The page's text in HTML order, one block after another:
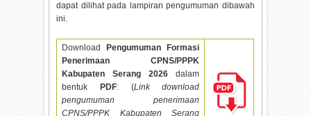
dapat dilihat pada lampiran pengumuman dibawah
ini.
Download
Pengumuman Formasi
Penerimaan CPNS/PPPK
Kabupaten Serang2026 dalam
bentuk
PDF: (Link download
pengumuman penerimaan
CPNS/PPPK Kabupaten Serang